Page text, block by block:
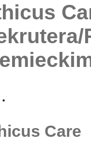
Care